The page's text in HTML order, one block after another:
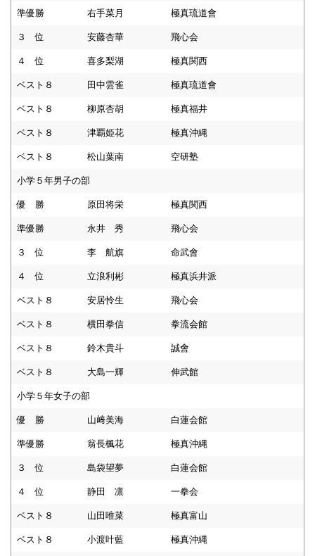
準優勝 右手菜月 極真琉道會
３ 位 安藤杏華 飛心会
４ 位 喜多梨湖 極真関西
ベスト８ 田中雲雀 極真琉道會
ベスト８ 柳原杏胡 極真福井
ベスト８ 津覇姫花 極真沖縄
ベスト８ 松山葉南 空研塾
小学５年男子の部
優 勝 原田将栄 極真関西
準優勝 永井 秀 飛心会
３ 位 李 航旗 命武會
４ 位 立浪利彬 極真浜井派
ベスト８ 安居怜生 飛心会
ベスト８ 横田拳信 拳流会館
ベスト８ 鈴木貴斗 誠會
ベスト８ 大島一輝 伸武館
小学５年女子の部
優 勝 山﨑美海 白蓮会館
準優勝 翁長楓花 極真沖縄
３ 位 島袋望夢 白蓮会館
４ 位 静田 凛 一拳会
ベスト８ 山田唯菜 極真富山
ベスト８ 小渡叶藍 極真沖縄